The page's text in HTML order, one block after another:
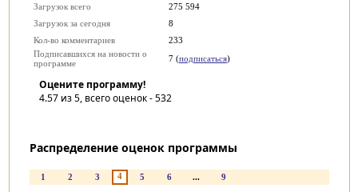
Загрузок всего
275 594
Загрузок за сегодня
8
Кол-во комментариев
233
Подписавшихся на новости о
программе
7 (подписаться)
Оцените программу!
4.57из 5, всего оценок -532
Распределение оценок программы
1 2 3 4 5 6 ... 9